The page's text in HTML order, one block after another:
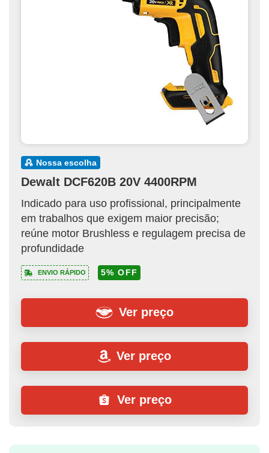
nossa escolha
Dewalt DCF620B 20V 4400RPM
Indicado para uso profissional, principalmente
em trabalhos que exigem maior precisão;
reúne motor Brushless e regulagem precisa de
profundidade
ENVIO RÁPIDO 5% OFF
Ver preço
Ver preço
Ver preço